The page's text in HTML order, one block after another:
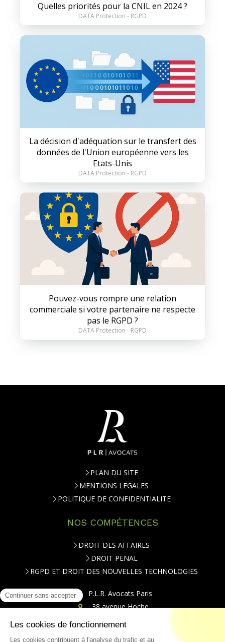
Quelles priorités pour la CNIL en 2024 ?
DATA Protection - RGPD
La décision d'adéquation sur le transfert des
données de l'Union européenne vers les
Etats-Unis
DATA Protection - RGPD
Pouvez-vous rompre une relation
commerciale si votre partenaire ne respecte
pas le RGPD ?
DATA Protection - RGPD
PLAN DU SITE
MENTIONS LEGALES
POLITIQUE DE CONFIDENTIALITE
NOS COMPÉTENCES
DROIT DES AFFAIRES
DROIT PENAL
RGPD ET DROIT DES NOUVELLES TECHNOLOGIES
P.L.R. Avocats Paris
38 avenue Hoche
Téléphone : 01.84.79.20.00